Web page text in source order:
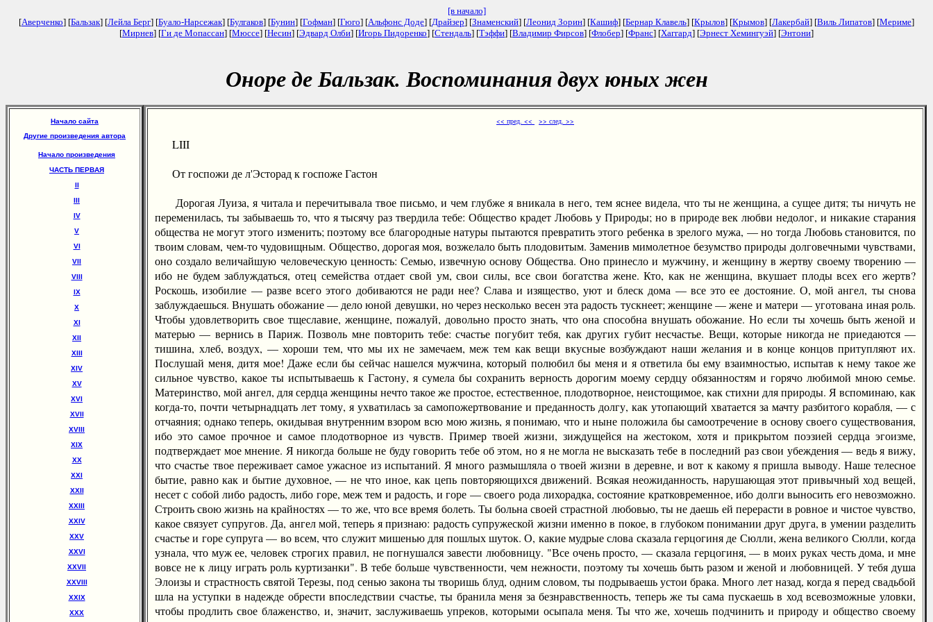
[в начало]
[Аверченко] [Бальзак] [Лейла Берг] [Буало-Нарсежак] [Булгаков] [Бунин] [Гофман] [Гюго] [Альфонс Доде] [Драйзер] [Знаменский] [Леонид Зорин] [Кашиф] [Бернар Клавель] [Крылов] [Крымов] [Лакербай] [Виль Липатов] [Мериме]
[Мирнев] [Ги де Мопассан] [Мюссе] [Несин] [Эдвард Олби] [Игорь Пидоренко] [Стендаль] [Тэффи] [Владимир Фирсов] [Флобер] [Франс] [Хаггард] [Эрнест Хемингуэй] [Энтони]
Оноре де Бальзак. Воспоминания двух юных жен
Начало сайта
Другие произведения автора
Начало произведения
ЧАСТЬ ПЕРВАЯ
II
III
IV
V
VI
VII
VIII
IX
X
XI
XII
XIII
XIV
XV
XVI
XVII
XVIII
XIX
XX
XXI
XXII
XXIII
XXIV
XXV
XXVI
XXVII
XXVIII
XXIX
XXX
<< пред. << >> след. >>
LIII
От госпожи де л'Эсторад к госпоже Гастон
Дорогая Луиза, я читала и перечитывала твое письмо, и чем глубже я вникала в него, тем яснее видела, что ты не женщина, а сущее дитя; ты ничуть не
переменилась, ты забываешь то, что я тысячу раз твердила тебе: Общество крадет Любовь у Природы; но в природе век любви недолог, и никакие старания
общества не могут этого изменить; поэтому все благородные натуры пытаются превратить этого ребенка в зрелого мужа, — но тогда Любовь становится, по
твоим словам, чем-то чудовищным. Общество, дорогая моя, возжелало быть плодовитым. Заменив мимолетное безумство природы долговечными чувствами,
оно создало величайшую человеческую ценность: Семью, извечную основу Общества. Оно принесло и мужчину, и женщину в жертву своему творению —
ибо не будем заблуждаться, отец семейства отдает свой ум, свои силы, все свои богатства жене. Кто, как не женщина, вкушает плоды всех его жертв?
Роскошь, изобилие — разве всего этого добиваются не ради нее? Слава и изящество, уют и блеск дома — все это ее достояние. О, мой ангел, ты снова
заблуждаешься. Внушать обожание — дело юной девушки, но через несколько весен эта радость тускнеет; женщине — жене и матери — уготована иная роль.
Чтобы удовлетворить свое тщеславие, женщине, пожалуй, довольно просто знать, что она способна внушать обожание. Но если ты хочешь быть женой и
матерью — вернись в Париж. Позволь мне повторить тебе: счастье погубит тебя, как других губит несчастье. Вещи, которые никогда не приедаются —
тишина, хлеб, воздух, — хороши тем, что мы их не замечаем, меж тем как вещи вкусные возбуждают наши желания и в конце концов притупляют их.
Послушай меня, дитя мое! Даже если бы сейчас нашелся мужчина, который полюбил бы меня и я ответила бы ему взаимностью, испытав к нему такое же
сильное чувство, какое ты испытываешь к Гастону, я сумела бы сохранить верность дорогим моему сердцу обязанностям и горячо любимой мною семье.
Материнство, мой ангел, для сердца женщины нечто такое же простое, естественное, плодотворное, неистощимое, как стихни для природы. Я вспоминаю, как
когда-то, почти четырнадцать лет тому, я ухватилась за самопожертвование и преданность долгу, как утопающий хватается за мачту разбитого корабля, — с
отчаяния; однако теперь, окидывая внутренним взором всю мою жизнь, я понимаю, что и ныне положила бы самоотречение в основу своего существования,
ибо это самое прочное и самое плодотворное из чувств. Пример твоей жизни, зиждущейся на жестоком, хотя и прикрытом поэзией сердца эгоизме,
подтверждает мое мнение. Я никогда больше не буду говорить тебе об этом, но я не могла не высказать тебе в последний раз свои убеждения — ведь я вижу,
что счастье твое переживает самое ужасное из испытаний. Я много размышляла о твоей жизни в деревне, и вот к какому я пришла выводу. Наше телесное
бытие, равно как и бытие духовное, — не что иное, как цепь повторяющихся движений. Всякая неожиданность, нарушающая этот привычный ход вещей,
несет с собой либо радость, либо горе, меж тем и радость, и горе — своего рода лихорадка, состояние кратковременное, ибо долги выносить его невозможно.
Строить свою жизнь на крайностях — то же, что все время болеть. Ты больна своей страстной любовью, ты не даешь ей перерасти в ровное и чистое чувство,
какое связует супругов. Да, ангел мой, теперь я признаю: радость супружеской жизни именно в покое, в глубоком понимании друг друга, в умении разделить
счастье и горе супруга — во всем, что служит мишенью для пошлых шуток. О, какие мудрые слова сказала герцогиня де Сюлли, жена великого Сюлли, когда
узнала, что муж ее, человек строгих правил, не погнушался завести любовницу. "Все очень просто, — сказала герцогиня, — в моих руках честь дома, и мне
вовсе не к лицу играть роль куртизанки". В тебе больше чувственности, чем нежности, поэтому ты хочешь быть разом и женой и любовницей. У тебя душа
Элоизы и страстность святой Терезы, под сенью закона ты творишь блуд, одним словом, ты подрываешь устои брака. Много лет назад, когда я перед свадьбой
шла на уступки в надежде обрести впоследствии счастье, ты бранила меня за безнравственность, теперь же ты сама пускаешь в ход всевозможные уловки,
чтобы продлить свое блаженство, и, значит, заслуживаешь упреков, которыми осыпала меня. Ты что же, хочешь подчинить и природу и общество своему